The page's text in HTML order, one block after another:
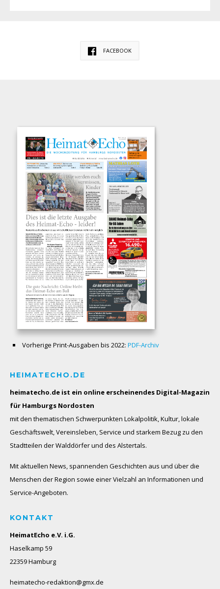
FACEBOOK
Vorherige Print-Ausgaben bis 2022: PDF-Archiv
HEIMATECHO.DE
heimatecho.de ist ein online erscheinendes Digital-Magazin
für Hamburgs Nordosten
mit den thematischen Schwerpunkten Lokalpolitik, Kultur, lokale
Geschäftswelt, Vereinsleben, Service und starkem Bezug zu den
Stadtteilen der Walddörfer und des Alstertals.
Mit aktuellen News, spannenden Geschichten aus und über die
Menschen der Region sowie einer Vielzahl an Informationen und
Service-Angeboten.
KONTAKT
HeimatEcho e.V. i.G.
Haselkamp 59
22359 Hamburg
heimatecho-redaktion@gmx.de